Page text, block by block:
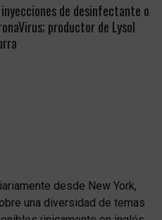
de desinfectante o
productor de Lysol
desde New York,
una diversidad de temas